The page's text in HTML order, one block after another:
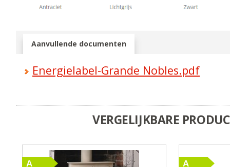
Aanvullende documenten
Energielabel-Grande Nobles.pdf
VERGELIJKBARE